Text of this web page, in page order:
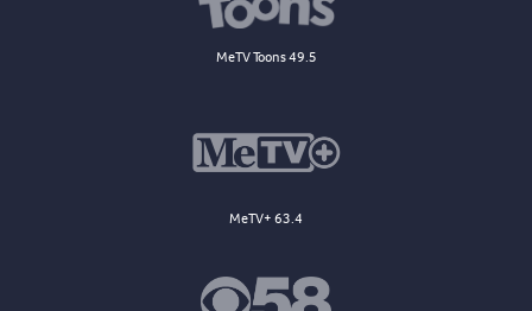
MeTV Toons 49.5
MeTV+ 63.4